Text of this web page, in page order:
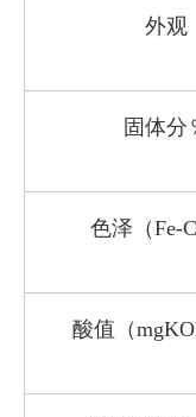
外观
固体分
色泽（Fe-
酸值（